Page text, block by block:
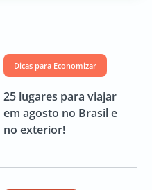
Dicas para Economizar
25 lugares para viajar
em agosto no Brasil e
no exterior!